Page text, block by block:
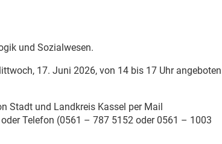
und Sozialwesen.
17. Juni 2026, von 14 bis 17 Uhr
Stadt und Landkreis Kassel per Mail
Telefon (0561 – 787 5152 oder 0561 – 1003